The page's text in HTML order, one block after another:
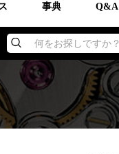
事典 Q&A
何をお探しですか？